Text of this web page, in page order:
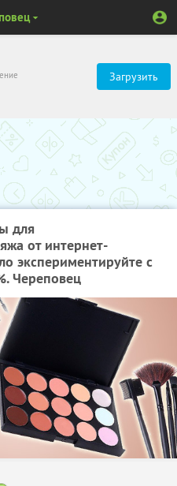
Загрузить
для
от интернет-
экспериментируйте с
Череповец